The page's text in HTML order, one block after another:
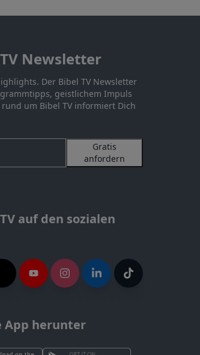
Newsletter
Der Bibel TV Newsletter
geistlichem Impuls
um Bibel TV informiert Dich
Gratis
anfordern
auf den sozialen
App herunter